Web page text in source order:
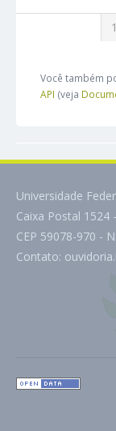
1
Você também
API (veja
Universidade
Caixa Postal 1524
CEP 59078-970 -
Contato: